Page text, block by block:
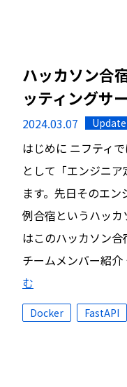
ハッカソン合
ッティングサ
2024.03.07 Update
はじめに ニフティ
として「エンジニ
ます。先日そのエ
例合宿というハッ
はこのハッカソン合
チームメンバー紹
む
Docker FastAPI